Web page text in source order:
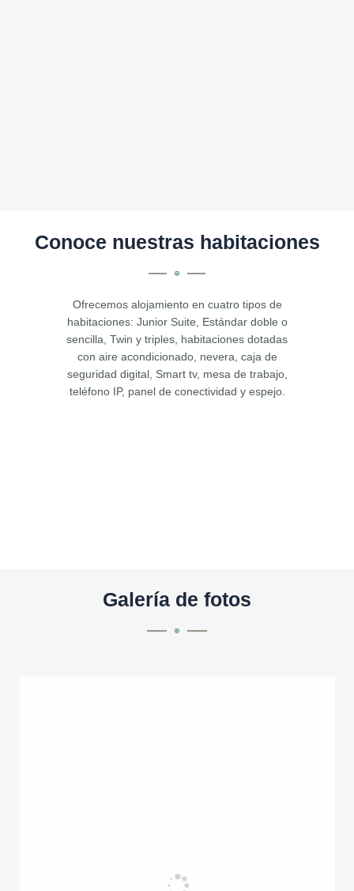
Conoce nuestras habitaciones
Ofrecemos alojamiento en cuatro tipos de
habitaciones: Junior Suite, Estándar doble o
sencilla, Twin y triples, habitaciones dotadas
con aire acondicionado, nevera, caja de
seguridad digital, Smart tv, mesa de trabajo,
teléfono IP, panel de conectividad y espejo.
Galería de fotos